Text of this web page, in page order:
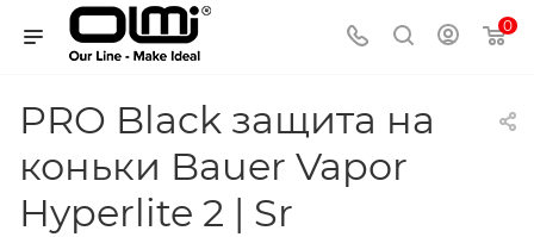
0
PRO Black защита на
коньки Bauer Vapor
Hyperlite 2 | Sr